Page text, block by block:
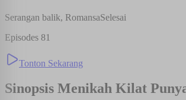
Serangan balik, RomansaSelesai
Episodes 81
Tonton Sekarang
Sinopsis Menikah Kilat